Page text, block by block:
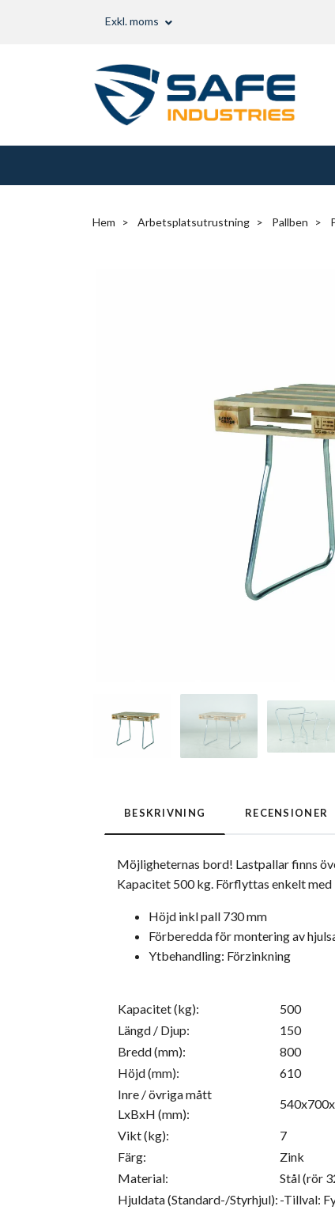
Exkl. moms
Hem Arbetsplatsutrustning Pallben
BESKRIVNING RECENSIONER
Möjligheternas bord! Lastpallar finns
Kapacitet 500 kg. Förflyttas enkelt
Höjd inkl pall 730 mm
Förberedda för montering av
Ytbehandling: Förzinkning
Kapacitet (kg):
500
Längd / Djup:
150
Bredd (mm):
800
Höjd (mm):
610
Inre / övriga mått
LxBxH (mm):
Vikt (kg):
7
Färg:
Zink
Material:
Stål (rör
Hjuldata (Standard-/Styrhjul): -Tillval: